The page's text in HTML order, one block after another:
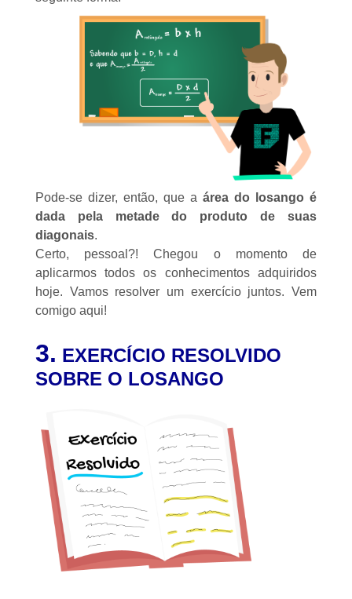
Pode-se dizer, então, que aárea do losango é
dada pela metade do produto de suas
diagonais.
Certo, pessoal?! Chegou o momento de
aplicarmos todos os conhecimentos adquiridos
hoje. Vamos resolver um exercício juntos. Vem
comigo aqui!
3. EXERCÍCIO RESOLVIDO
SOBRE O LOSANGO